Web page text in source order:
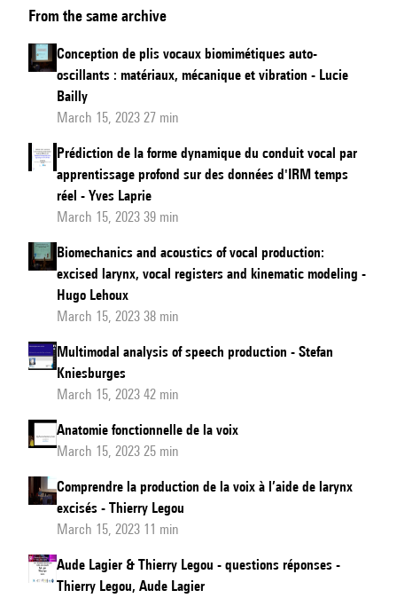
physical
models
of
vocal
apparatus
help
understand
speech
production
From the same archive
Conception de plis vocaux biomimétiques auto-
oscillants : matériaux, mécanique et vibration - Lucie
Bailly
March 15, 2023 27 min
Prédiction de la forme dynamique du conduit vocal par
apprentissage profond sur des données d'IRM temps
réel - Yves Laprie
March 15, 2023 39 min
Biomechanics and acoustics of vocal production:
excised larynx, vocal registers and kinematic modeling -
Hugo Lehoux
March 15, 2023 38 min
Multimodal analysis of speech production - Stefan
Kniesburges
March 15, 2023 42 min
Anatomie fonctionnelle de la voix
March 15, 2023 25 min
Comprendre la production de la voix à l’aide de larynx
excisés - Thierry Legou
March 15, 2023 11 min
Aude Lagier & Thierry Legou - questions réponses -
Thierry Legou, Aude Lagier